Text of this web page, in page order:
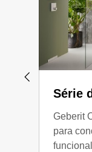
Série
Geberit
para